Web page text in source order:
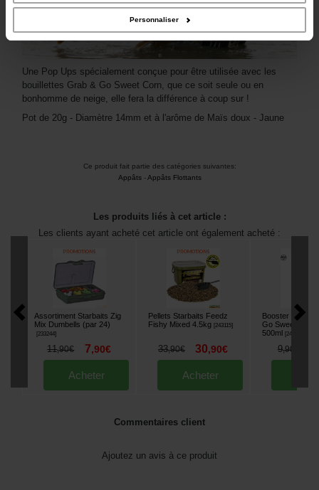
Personnaliser
Une Pop Ups spécialement conçue pour être utilisée avec les
bouillettes Grab & Go Sweet Corn, que ce soit seule ou en
bonhomme de neige, elle fera la différence à coup sur !
Pot de 20g - Diamètre 14mm et à l'arôme de Maïs doux - Jaune
Ce produit fait partie des catégories suivantes:
Appâts-Appâts Flottants
Les produits liés à cet article :
Les clients ayant acheté cet article ont également acheté :
Assortiment Starbaits Zig
Mix Dumbells (par 24)
233244]
11,90€ 7,90€
Acheter
Pellets Starbaits Feedz
Fishy Mixed 4.5kg
243115]
33,90€ 30,90€
Acheter
Booster
Go Sweet Corn
500ml
243970
9,90
Commentaires client
Ajoutez un avis à ce produit